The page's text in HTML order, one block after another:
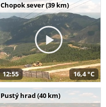
Chopok sever (39 km)
12:55 16,4 °C
Pustý hrad (40 km)